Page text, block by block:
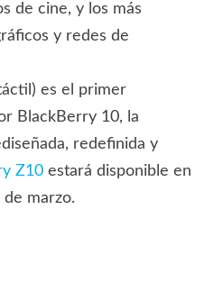
de cine, y los más
y redes de
es el primer
BlackBerry 10, la
redefinida y
Z10estará disponible en
de marzo.